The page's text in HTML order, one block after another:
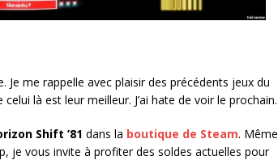
me rappelle avec plaisir des précédents jeux du
là est leur meilleur. J’ai hate de voir le prochain.
Shift ’81 dans la boutique de Steam. Même
je vous invite à profiter des soldes actuelles pour